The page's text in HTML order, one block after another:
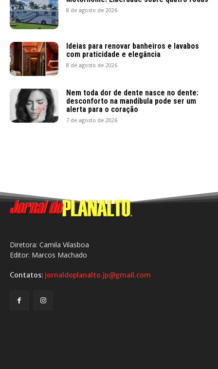
8 de agosto de 2026
Ideias para renovar banheiros e lavabos
com praticidade e elegância
8 de agosto de 2026
Nem toda dor de dente nasce no dente:
desconforto na mandíbula pode ser um
alerta para o coração
7 de agosto de 2026
Diretora: Camila Vilasboa
Editor: Marcos Machado
Contatos: jornaldoplanalto.jp@gmail.com